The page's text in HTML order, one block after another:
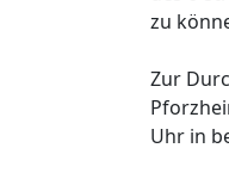
zu
Zur
Uhr in